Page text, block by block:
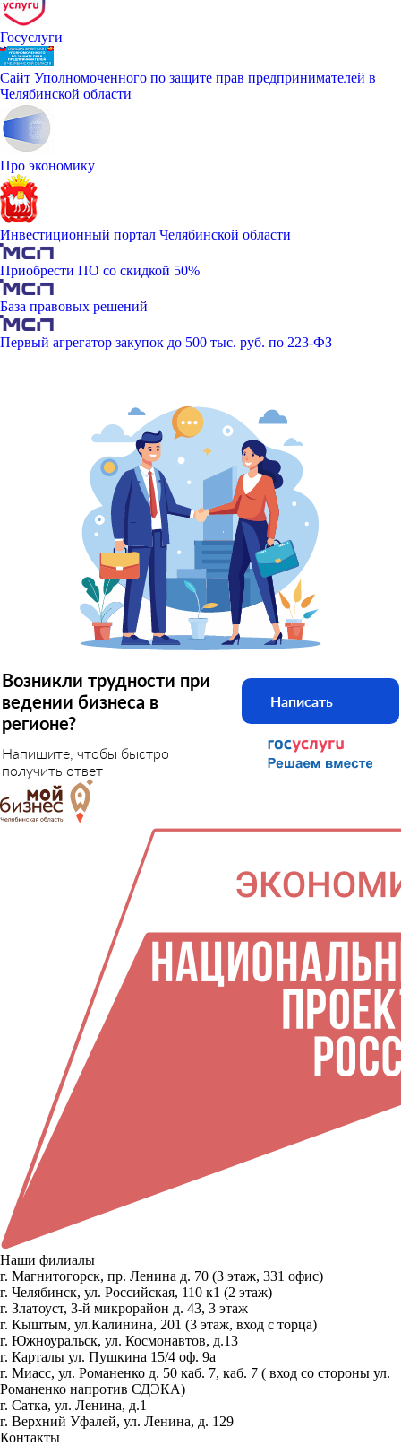
Госуслуги
Сайт Уполномоченного по защите прав предпринимателей в
Челябинской области
Про экономику
Инвестиционный портал Челябинской области
Приобрести ПО со скидкой 50%
База правовых решений
Первый агрегатор закупок до 500 тыс. руб. по 223-ФЗ
Возникли трудности при
ведении бизнеса в
регионе?
Напишите, чтобы быстро
получить ответ
Написать
Наши филиалы
г. Магнитогорск, пр. Ленина д. 70 (3 этаж, 331 офис)
г. Челябинск, ул. Российская, 110 к1 (2 этаж)
г. Златоуст, 3-й микрорайон д. 43, 3 этаж
г. Кыштым, ул.Калинина, 201 (3 этаж, вход с торца)
г. Южноуральск, ул. Космонавтов, д.13
г. Карталы ул. Пушкина 15/4 оф. 9а
г. Миасс, ул. Романенко д. 50 каб. 7, каб. 7 ( вход со стороны ул.
Романенко напротив СДЭКА)
г. Сатка, ул. Ленина, д.1
г. Верхний Уфалей, ул. Ленина, д. 129
Контакты